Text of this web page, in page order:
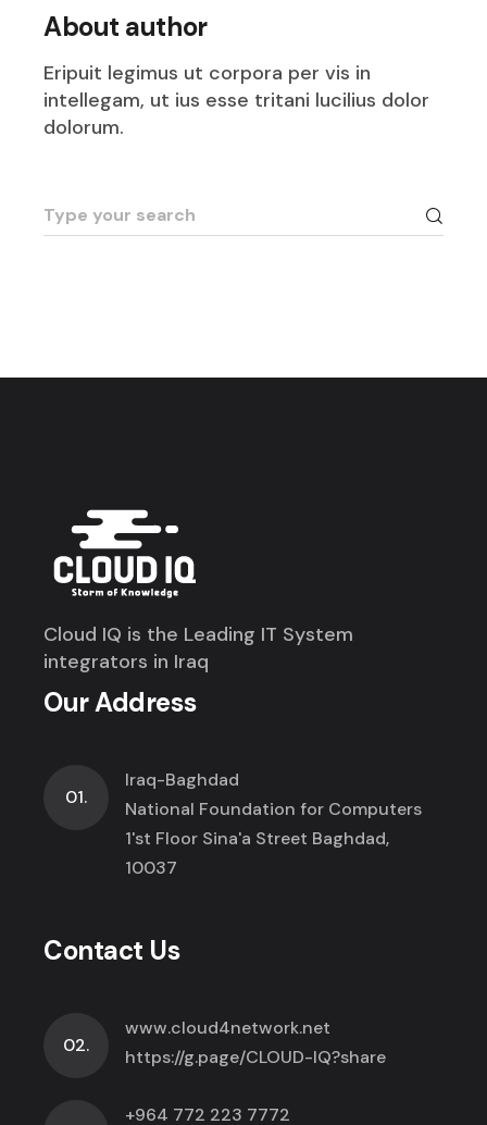
About author
Eripuit legimus ut corpora per vis in
intellegam, ut ius esse tritani lucilius dolor
dolorum.
Cloud IQ is the Leading IT System
integrators in Iraq
Our Address
01.
Iraq-Baghdad
National Foundation for Computers
1'st Floor Sina'a Street Baghdad,
10037
Contact Us
02.
www.cloud4network.net
https://g.page/CLOUD-IQ?share
+964 772 223 7772